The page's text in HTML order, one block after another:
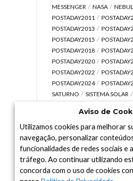
MESSENGER
NASA
POSTADAY2011
POSTADAY2013
POSTADAY2015
POSTADAY2018
POSTADAY2020
POSTADAY2022
POSTADAY2024
SATURNO
SISTEMA SOLAR
UNIVERSO
VÍDEO
Arquivo
Arquivo
Aviso de
Utilizamos cookies para melhorar
navegação, personalizar
funcionalidades de redes sociais e
tráfego. Ao continuar utilizando
concorda com o uso de cookies